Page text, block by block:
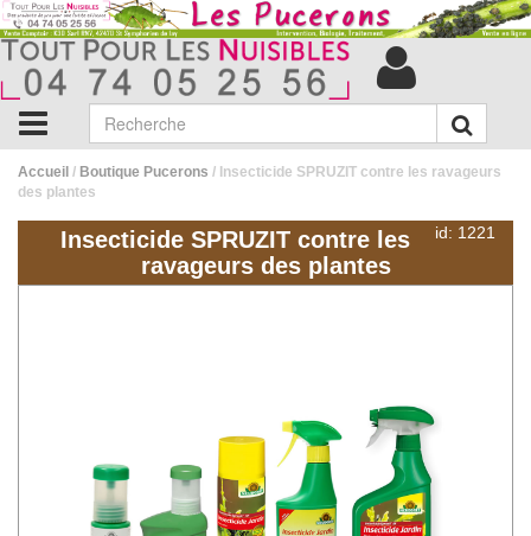
Accueil / Boutique Pucerons / Insecticide SPRUZIT contre les ravageurs
des plantes
id: 1221
Insecticide SPRUZIT contre les
ravageurs des plantes